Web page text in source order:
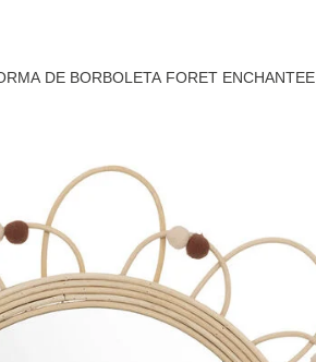
DE BORBOLETA FORET ENCHANTEE